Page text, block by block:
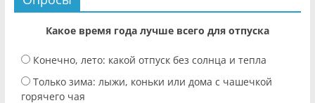
Какое время года лучше всего для отпуска
Конечно, лето: какой отпуск без солнца и тепла
Только зима: лыжи, коньки или дома с чашечкой
горячего чая